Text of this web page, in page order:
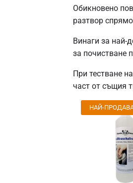
Обикновено
разтвор
Винаги за най-
за почистване
При тестване
част от същия
НАЙ-